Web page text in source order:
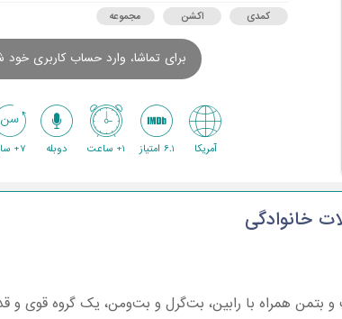
کمدی اکشن مجموعه
برای تماشا، وارد حساب کاربری خود
آمریکا 6.1 امتیاز 1+ ساعت دوبله 7+ سال
خانوادگی
بتمن همراه با رابین، بت‌گرل و بت‌ومن، یک گروه قوی و